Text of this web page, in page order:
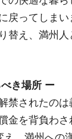
戻ってしま
替え、満州
き場所 ー
禁されたの
金を背負わ